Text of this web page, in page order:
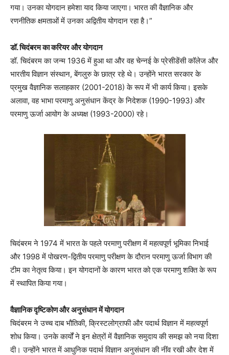
गया। उनका योगदान हमेशा याद किया जाएगा। भारत की वैज्ञानिक और
रणनीतिक क्षमताओं में उनका अद्वितीय योगदान रहा है।”
डॉ. चिदंबरम का करियर और योगदान
डॉ. चिदंबरम का जन्म 1936 में हुआ था और वह चेन्नई के प्रेसीडेंसी कॉलेज और
भारतीय विज्ञान संस्थान, बेंगलुरु के छात्र रहे थे। उन्होंने भारत सरकार के
प्रमुख वैज्ञानिक सलाहकार (2001-2018) के रूप में भी कार्य किया। इसके
अलावा, वह भाभा परमाणु अनुसंधान केंद्र के निदेशक (1990-1993) और
परमाणु ऊर्जा आयोग के अध्यक्ष (1993-2000) रहे।
चिदंबरम ने 1974 में भारत के पहले परमाणु परीक्षण में महत्वपूर्ण भूमिका निभाई
और 1998 में पोखरण-द्वितीय परमाणु परीक्षण के दौरान परमाणु ऊर्जा विभाग की
टीम का नेतृत्व किया। इन योगदानों के कारण भारत को एक परमाणु शक्ति के रूप
में स्थापित किया गया।
वैज्ञानिक दृष्टिकोण और अनुसंधान में योगदान
चिदंबरम ने उच्च दाब भौतिकी, क्रिस्टलोग्राफी और पदार्थ विज्ञान में महत्वपूर्ण
शोध किया। उनके कार्यों ने इन क्षेत्रों में वैज्ञानिक समुदाय की समझ को नया दिशा
दी। उन्होंने भारत में आधुनिक पदार्थ विज्ञान अनुसंधान की नींव रखी और देश में